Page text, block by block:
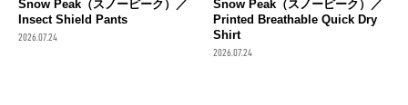
Snow Peak（スノーピーク）／
Insect Shield Pants
2026.07.24
Snow Peak（スノーピーク）／
Printed Breathable Quick Dry
Shirt
2026.07.24